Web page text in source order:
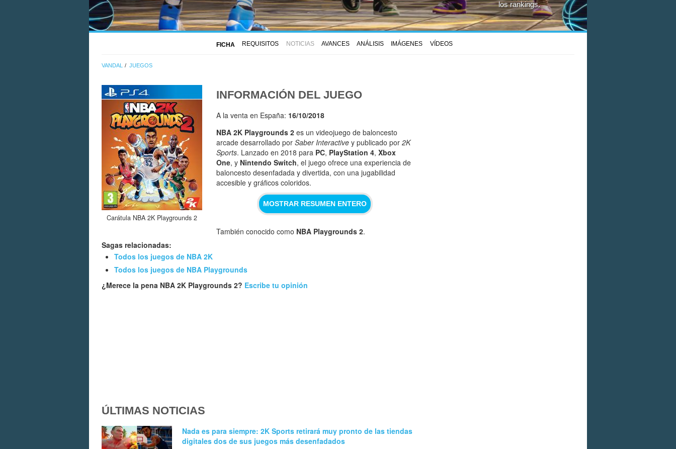
los rankings.
FICHA REQUISITOS NOTICIAS AVANCES ANÁLISIS IMÁGENES VÍDEOS
VANDAL JUEGOS
Carátula NBA 2K Playgrounds 2
INFORMACIÓN DEL JUEGO
A la venta en España: 16/10/2018
NBA 2K Playgrounds 2 es un videojuego de baloncesto
arcade desarrollado por Saber Interactive y publicado por 2K
Sports. Lanzado en 2018 para PC, PlayStation 4, Xbox
One, y Nintendo Switch, el juego ofrece una experiencia de
baloncesto desenfadada y divertida, con una jugabilidad
accesible y gráficos coloridos.
MOSTRAR RESUMEN ENTERO
También conocido como NBA Playgrounds 2.
Sagas relacionadas:
Todos los juegos de NBA 2K
Todos los juegos de NBA Playgrounds
¿Merece la pena NBA 2K Playgrounds 2? Escribe tu opinión
ÚLTIMAS NOTICIAS
Nada es para siempre: 2K Sports retirará muy pronto de las tiendas
digitales dos de sus juegos más desenfadados